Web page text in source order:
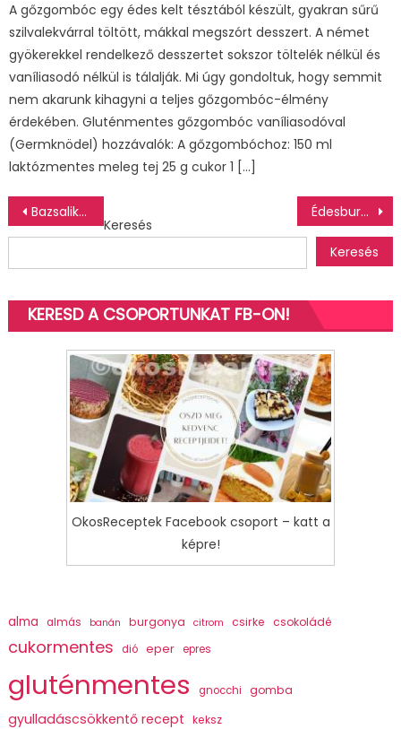
A gőzgombóc egy édes kelt tésztából készült, gyakran sűrű
szilvalekvárral töltött, mákkal megszórt desszert. A német
gyökerekkel rendelkező desszertet sokszor töltelék nélkül és
vaníliasodó nélkül is tálalják. Mi úgy gondoltuk, hogy semmit
nem akarunk kihagyni a teljes gőzgombóc-élmény
érdekében. Gluténmentes gőzgombóc vaníliasodóval
(Germknödel) hozzávalók: A gőzgombóchoz: 150 ml
laktózmentes meleg tej 25 g cukor 1 […]
Bejegyzés
navigáció
Bazsalikomos pesto Édesburgonya püré
Keresés
Keresés
KERESD A CSOPORTUNKAT FB-ON!
OkosReceptek Facebook csoport – katt a
képre!
alma almás banán burgonya citrom csirke csokoládé
cukormentes dió eper epres
gluténmentes gnocchi gomba
gyulladáscsökkentő recept keksz